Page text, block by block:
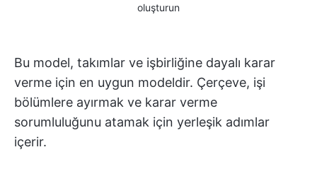
oluşturun
Bu model, takımlar ve işbirliğine dayalı karar
verme için en uygun modeldir. Çerçeve, işi
bölümlere ayırmak ve karar verme
sorumluluğunu atamak için yerleşik adımlar
içerir.